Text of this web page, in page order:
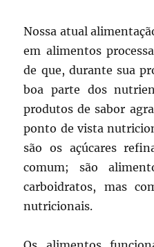
Nossa atual
em alimentos
de que, durante sua
boa parte dos
produtos de sabor
ponto de vista
são os açúcares
comum; são
carboidratos, mas
nutricionais.